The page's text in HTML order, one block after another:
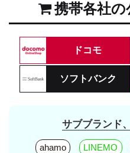
携帯各社の
ドコモ
ソフトバンク
サブブランド
ahamo LINEMO